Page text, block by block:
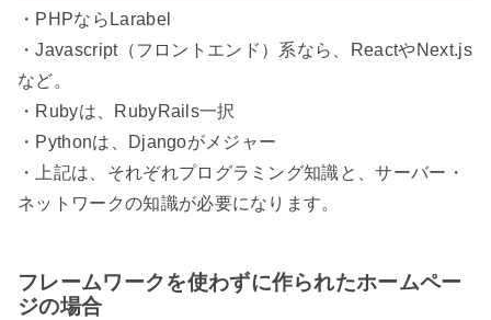
・PHPならLarabel
・Javascript（フロントエンド）系なら、ReactやNext.js
など。
・Rubyは、RubyRails一択
・Pythonは、Djangoがメジャー
・上記は、それぞれプログラミング知識と、サーバー・
ネットワークの知識が必要になります。
フレームワークを使わずに作られたホームペー
ジの場合